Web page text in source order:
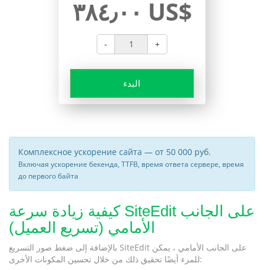
٣٨٤٫٠٠ US$
- +
البدء
Комплексное ускорение сайта — от 50 000 руб.
Включая ускорение бекенда, TTFB, время ответа сервере, время
до первого байта
كيفية زيادة سرعة SiteEdit على الجانب
الأمامي (تسريع العميل)
بالإضافة إلى ضغط صور التسريع SiteEdit على الجانب الأمامي ، يمكن
للمرء أيضًا تحقيق ذلك من خلال تحسين المكونات الأخرى: